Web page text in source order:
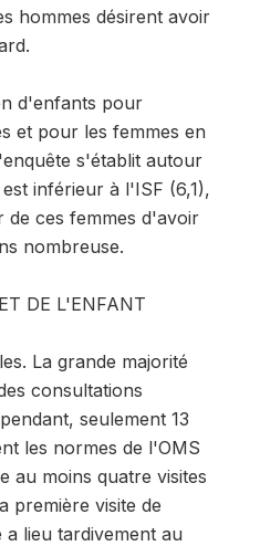
hommes désirent avoir
d'enfants pour
et pour les femmes en
s'établit autour
inférieur à l'ISF (6,1),
de ces femmes d'avoir
nombreuse.
DE L'ENFANT
La grande majorité
consultations
seulement 13
les normes de l'OMS
au moins quatre visites
première visite de
lieu tardivement au